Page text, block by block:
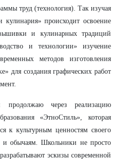
труд (технология). Так изучая
кулинария» происходит освоение
и кулинарных традиций
и технологии» изучение
методов изготовления
для создания графических работ
продолжаю через реализацию
«ЭтноСтиль», которая
к культурным ценностям своего
и обычаям. Школьники не просто
эскизы современной